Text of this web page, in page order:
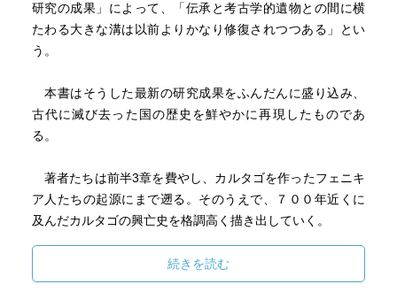
研究の成果」によって、「伝承と考古学的遺物との間に横
たわる大きな溝は以前よりかなり修復されつつある」とい
う。
本書はそうした最新の研究成果をふんだんに盛り込み、
古代に滅び去った国の歴史を鮮やかに再現したものであ
る。
著者たちは前半3章を費やし、カルタゴを作ったフェニキ
ア人たちの起源にまで遡る。そのうえで、７００年近くに
及んだカルタゴの興亡史を格調高く描き出していく。
とくに、「ローマ史上最大の敵」と謳われた名将ハンニ
バルによる「ハンニバル戦争」（第２次ポエニ戦争）につ
続きを読む